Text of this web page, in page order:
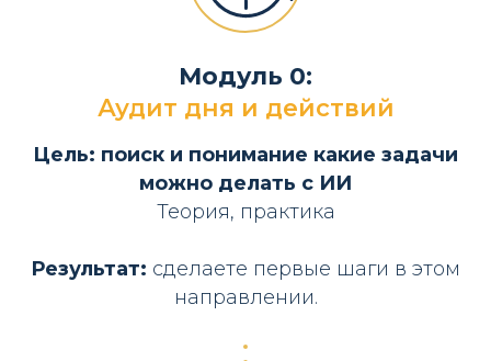
Модуль 0:
Аудит дня и действий
Цель: поиск и понимание какие задачи
можно делать с ИИ
Теория, практика
Результат: сделаете первые шаги в этом
направлении.